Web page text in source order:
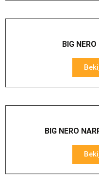
BIG
BIG NERO